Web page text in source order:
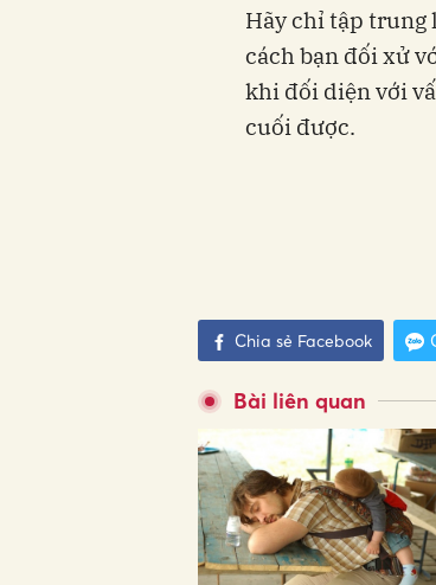
Hãy chỉ tập trung
cách bạn đối xử
khi đối diện với
cuối được.
Chia sẻ Facebook
Bài liên quan